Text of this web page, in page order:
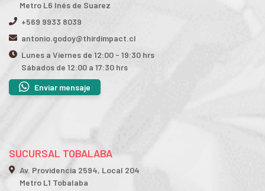
Metro L6 Inés de Suarez
+569 9933 8039
antonio.godoy@thirdimpact.cl
Lunes a Viernes de 12:00 - 19:30 hrs
Sábados de 12:00 a 17:30 hrs
Enviar mensaje
SUCURSAL TOBALABA
Av. Providencia 2594, Local 204
Metro L1 Tobalaba